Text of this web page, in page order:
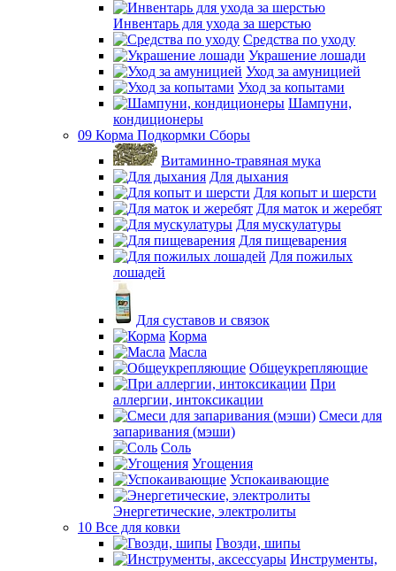
Инвентарь для ухода за шерстью
Средства по уходу
Украшение лошади
Уход за амуницией
Уход за копытами
Шампуни,
кондиционеры
09 Корма Подкормки Сборы
Витаминно-травяная мука
Для дыхания
Для копыт и шерсти
Для маток и жеребят
Для мускулатуры
Для пищеварения
Для пожилых
лошадей
Для суставов и связок
Корма
Масла
Общеукрепляющие
При
аллергии, интоксикации
Смеси для
запаривания (мэши)
Соль
Угощения
Успокаивающие
Энергетические, электролиты
10 Все для ковки
Гвозди, шипы
Инструменты,